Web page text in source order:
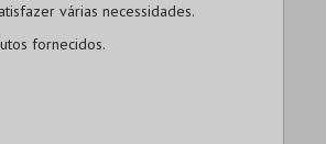
várias necessidades.
fornecidos.